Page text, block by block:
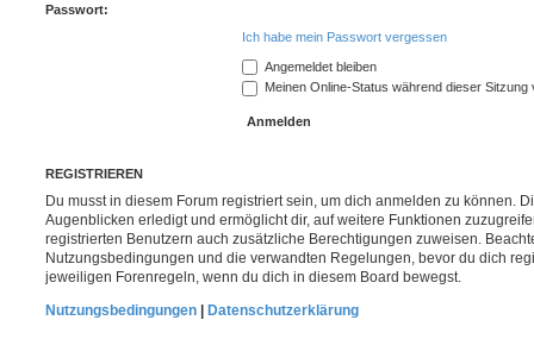
Passwort:
Ich habe mein Passwort vergessen
Angemeldet bleiben
Meinen Online-Status während dieser Sitzung
REGISTRIEREN
Du musst in diesem Forum registriert sein, um dich anmelden zu können.
Augenblicken erledigt und ermöglicht dir, auf weitere Funktionen
registrierten Benutzern auch zusätzliche Berechtigungen zuweisen.
Nutzungsbedingungen und die verwandten Regelungen, bevor du dich
jeweiligen Forenregeln, wenn du dich in diesem Board bewegst.
Nutzungsbedingungen
Datenschutzerklärung